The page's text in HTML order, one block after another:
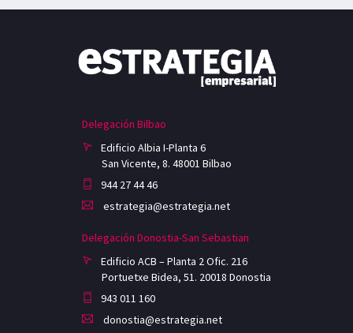
Delegación Bilbao
Edificio Albia I-Planta 6
San Vicente, 8. 48001 Bilbao
944 27 44 46
estrategia@estrategia.net
Delegación Donostia-San Sebastian
Edificio ACB – Planta 2 Ofic. 216
Portuetxe Bidea, 51. 20018 Donostia
943 011 160
donostia@estrategia.net